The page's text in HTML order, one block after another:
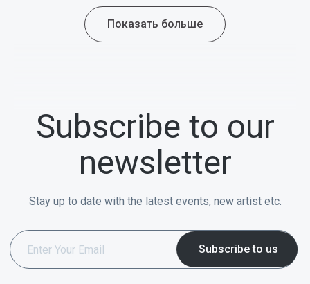
Показать больше
Subscribe to our
newsletter
Stay up to date with the latest events, new artist etc.